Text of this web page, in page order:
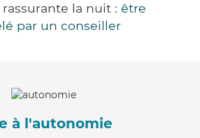
la nuit : être
par un conseiller
à l'autonomie